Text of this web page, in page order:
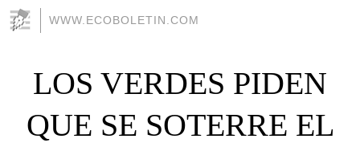
WWW.ECOBOLETIN.COM
LOS VERDES PIDEN
QUE SE SOTERRE EL